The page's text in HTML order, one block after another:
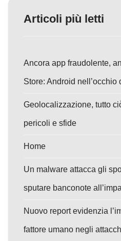
Articoli più letti
Ancora app fraudolente,
Store: Android nell’occhio
Geolocalizzazione, tutto
pericoli e sfide
Home
Un malware attacca gli
sputare banconote
Nuovo report evidenzia
fattore umano negli